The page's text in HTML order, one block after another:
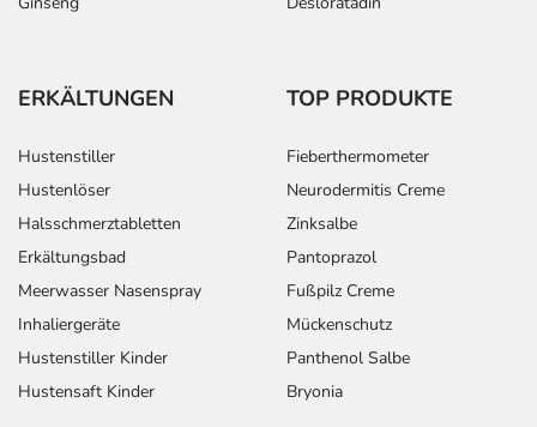
Aufbewahrung
- bei Raumtemperatur
aufbewahrt werden.
Wichtige Hinweise
Was sollten Sie beachten?
- Das Arzneimittel kann Symptome verschleiern, die auf
eine schwerwiegende Erkrankung hindeuten. Lassen Sie
deshalb länger anhaltende Beschwerden vor Einnahme
des Arzneimittels von Ihrem Arzt abklären.
- Vorsicht bei Allergie gegen Omeprazol und ähnliche
ERKÄLTUNGEN
Hustenstiller
Hustenlöser
Halsschmerztabletten
Erkältungsbad
Meerwasser Nasenspray
Inhaliergeräte
Hustenstiller Kinder
Hustensaft Kinder
TOP PRODUKTE
Fieberthermometer
Neurodermitis Creme
Zinksalbe
Pantoprazol
Fußpilz Creme
Mückenschutz
Panthenol Salbe
Bryonia